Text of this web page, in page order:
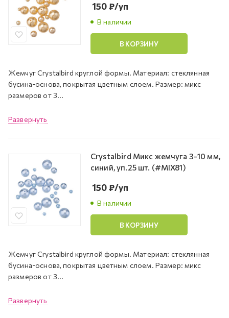
В наличии
150₽/уп
В КОРЗИНУ
Жемчуг Crystalbird круглой формы. Материал: стеклянная
бусина-основа, покрытая цветным слоем. Размер: микс
размеров от 3...
Развернуть
Crystalbird Микс жемчуга 3-10 мм,
синий, уп.25 шт. (#MIX81)
В наличии
150₽/уп
В КОРЗИНУ
Жемчуг Crystalbird круглой формы. Материал: стеклянная
бусина-основа, покрытая цветным слоем. Размер: микс
размеров от 3...
Развернуть